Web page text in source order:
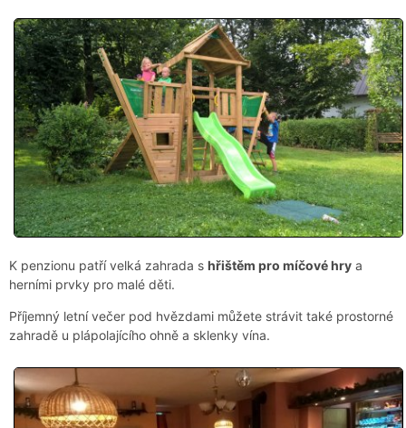
K penzionu patří velká zahrada s hřištěm pro míčové hry a
herními prvky pro malé děti.
Příjemný letní večer pod hvězdami můžete strávit také prostorné
zahradě u plápolajícího ohně a sklenky vína.